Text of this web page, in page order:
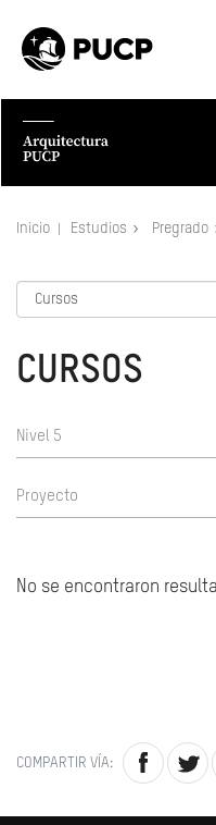
Inicio Estudios Pregrado
CURSOS
Nivel 5
Proyecto
No se encontraron
COMPARTIR VÍA: